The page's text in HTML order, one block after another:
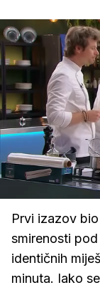
Upali
zvuk
/
Prvi izazov
smirenosti
identičnih
minuta. Iako